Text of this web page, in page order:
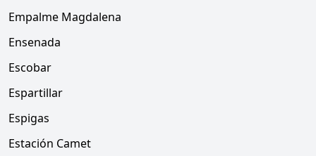
Empalme Magdalena
Ensenada
Escobar
Espartillar
Espigas
Estación Camet